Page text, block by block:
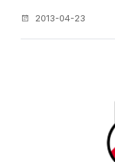
2013-04-23